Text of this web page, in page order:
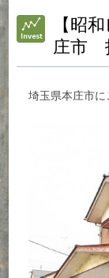
【昭
庄市
埼玉県本庄市に